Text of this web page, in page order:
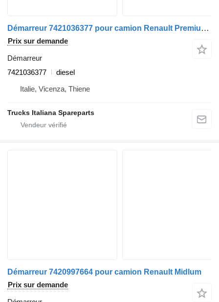
Démarreur 7421036377 pour camion Renault Premium 2005>2013
Prix sur demande
Démarreur
7421036377
diesel
Italie, Vicenza, Thiene
Trucks Italiana Spareparts
Démarreur 7420997664 pour camion Renault Midlum
Prix sur demande